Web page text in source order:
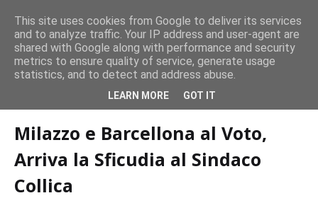
Milazzo 28ª Sagra del Pesce a Vaccarella: il programma
EVENTI
Milazzo e Barcellona al Voto, Arriva la Sficudia al Sindaco
Milazzo e Barcellona al Voto,
Arriva la Sficudia al Sindaco
Collica
This site uses cookies from Google to deliver its services
and to analyze traffic. Your IP address and user-agent are
shared with Google along with performance and security
metrics to ensure quality of service, generate usage
statistics, and to detect and address abuse.
LEARN MORE GOT IT